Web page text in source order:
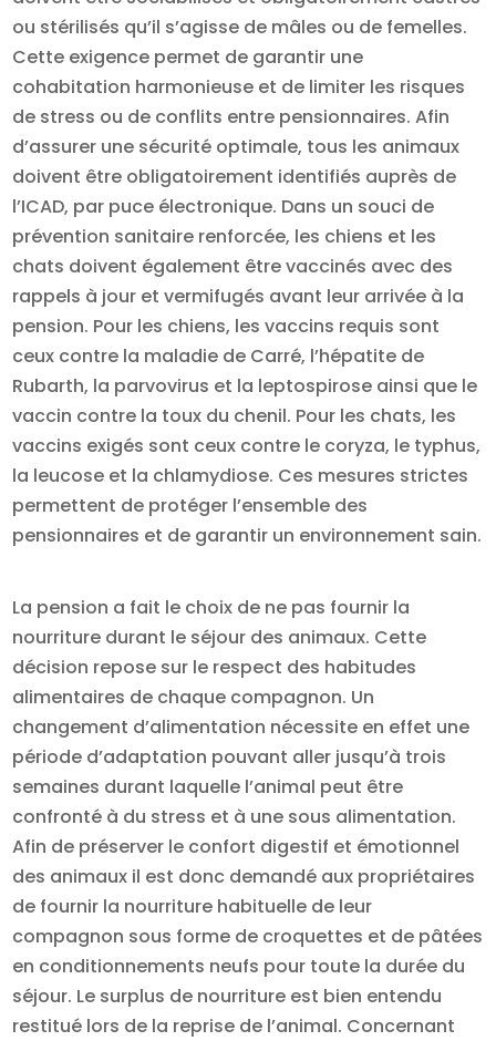
ou stérilisés qu’il s’agisse de mâles ou de femelles.
Cette exigence permet de garantir une
cohabitation harmonieuse et de limiter les risques
de stress ou de conflits entre pensionnaires. Afin
d’assurer une sécurité optimale, tous les animaux
doivent être obligatoirement identifiés auprès de
l’ICAD, par puce électronique. Dans un souci de
prévention sanitaire renforcée, les chiens et les
chats doivent également être vaccinés avec des
rappels à jour et vermifugés avant leur arrivée à la
pension. Pour les chiens, les vaccins requis sont
ceux contre la maladie de Carré, l’hépatite de
Rubarth, la parvovirus et la leptospirose ainsi que le
vaccin contre la toux du chenil. Pour les chats, les
vaccins exigés sont ceux contre le coryza, le typhus,
la leucose et la chlamydiose. Ces mesures strictes
permettent de protéger l’ensemble des
pensionnaires et de garantir un environnement sain.
La pension a fait le choix de ne pas fournir la
nourriture durant le séjour des animaux. Cette
décision repose sur le respect des habitudes
alimentaires de chaque compagnon. Un
changement d’alimentation nécessite en effet une
période d’adaptation pouvant aller jusqu’à trois
semaines durant laquelle l’animal peut être
confronté à du stress et à une sous alimentation.
Afin de préserver le confort digestif et émotionnel
des animaux il est donc demandé aux propriétaires
de fournir la nourriture habituelle de leur
compagnon sous forme de croquettes et de pâtées
en conditionnements neufs pour toute la durée du
séjour. Le surplus de nourriture est bien entendu
restitué lors de la reprise de l’animal. Concernant